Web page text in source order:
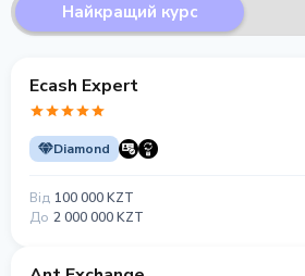
Найкращий курс
Ecash Expert
Diamond
Від 100 000 KZT
До 2 000 000 KZT